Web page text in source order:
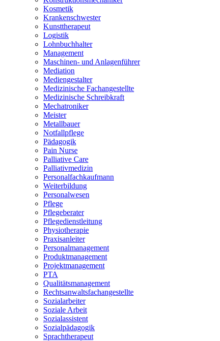
Kosmetik
Krankenschwester
Kunsttherapeut
Logistik
Lohnbuchhalter
Management
Maschinen- und Anlagenführer
Mediation
Mediengestalter
Medizinische Fachangestellte
Medizinische Schreibkraft
Mechatroniker
Meister
Metallbauer
Notfallpflege
Pädagogik
Pain Nurse
Palliative Care
Palliativmedizin
Personalfachkaufmann
Weiterbildung
Personalwesen
Pflege
Pflegeberater
Pflegedienstleitung
Physiotherapie
Praxisanleiter
Personalmanagement
Produktmanagement
Projektmanagement
PTA
Qualitätsmanagement
Rechtsanwaltsfachangestellte
Sozialarbeiter
Soziale Arbeit
Sozialassistent
Sozialpädagogik
Sprachtherapeut